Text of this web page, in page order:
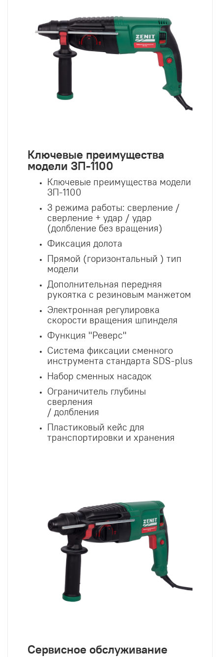
Ключевые преимущества
модели ЗП-1100
Ключевые преимущества модели
ЗП-1100
3 режима работы: сверление /
сверление + удар / удар
(долбление без вращения)
Фиксация долота
Прямой (горизонтальный ) тип
модели
Дополнительная передняя
рукоятка с резиновым манжетом
Электронная регулировка
скорости вращения шпинделя
Функция "Реверс"
Система фиксации сменного
инструмента стандарта SDS-plus
Набор сменных насадок
Ограничитель глубины
сверления
/ долбления
Пластиковый кейс для
транспортировки и хранения
Сервисное обслуживание